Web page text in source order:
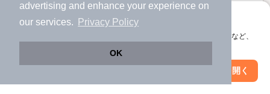
advertising and enhance your experience on
our services.
Privacy Policy
OK
アプリに切り替えて、サクサクお部屋探し
会員登録なしですぐ使える。マップ検索やお気に入り保存など、
アプリを開く
埼玉県川越市的場１丁目
絞り込み条件を変更